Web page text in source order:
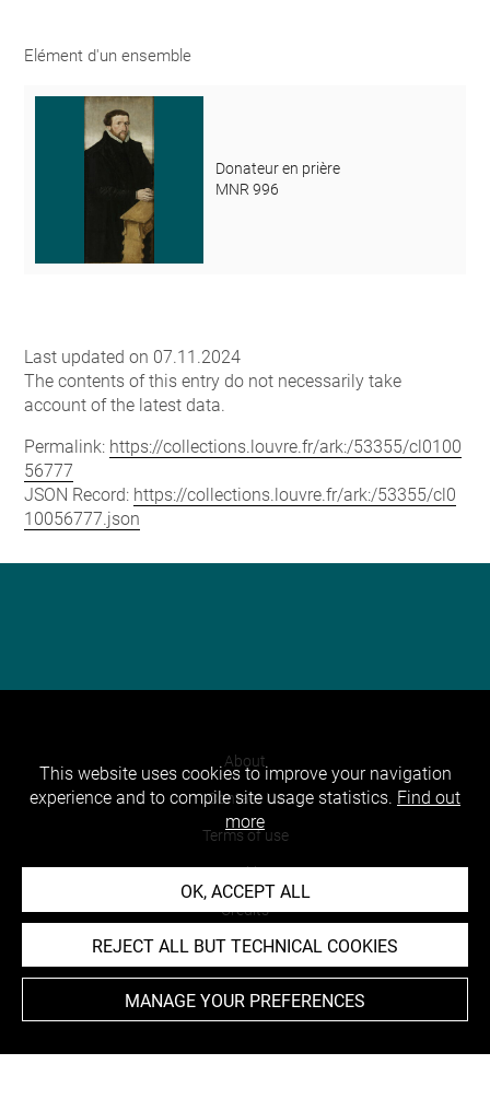
Elément d'un ensemble
Donateur en prière
MNR 996
Last updated on 07.11.2024
The contents of this entry do not necessarily take
account of the latest data.
Permalink: https://collections.louvre.fr/ark:/53355/cl0100
56777
JSON Record: https://collections.louvre.fr/ark:/53355/cl0
10056777.json
About
Contact Us
Terms of use
Cookies
Credits
Accessibility : non compliant
This website uses cookies to improve your navigation
experience and to compile site usage statistics. Find out
more
OK, ACCEPT ALL
REJECT ALL BUT TECHNICAL COOKIES
MANAGE YOUR PREFERENCES